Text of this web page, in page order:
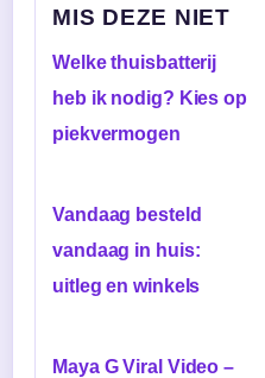
MIS DEZE NIET
Welke thuisbatterij
heb ik nodig? Kies op
piekvermogen
Vandaag besteld
vandaag in huis:
uitleg en winkels
Maya G Viral Video –